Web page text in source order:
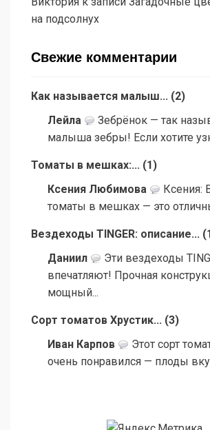
на подсолнух
Свежие комментарии
Как называется малыш... (2)
Лейла
Зебрёнок — так
малыша зебры! Если хотите
Томаты в мешках:... (1 )
Ксения Любимова
Ксения:
томаты в мешках — это
Вездеходы TINGER: описание... (1
Даниил
Эти вездеходы
впечатляют! Прочная
мощный...
Сорт томатов Хрустик... (3)
Иван Карпов
Этот сорт
очень понравился — плоды